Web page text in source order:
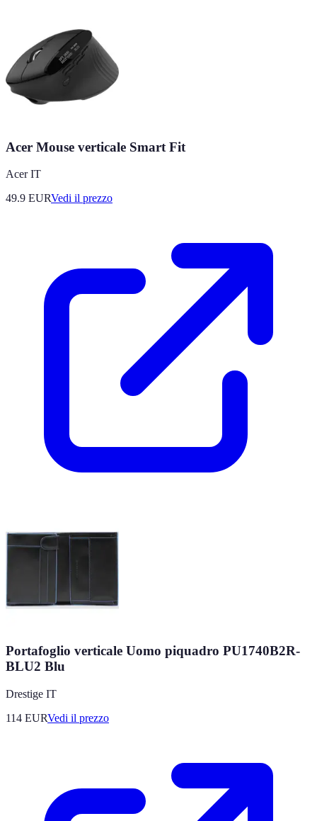
Acer Mouse verticale Smart Fit
Acer IT
49.9 EURVedi il prezzo
Portafoglio verticale Uomo piquadro PU1740B2R-
BLU2 Blu
Drestige IT
114 EURVedi il prezzo